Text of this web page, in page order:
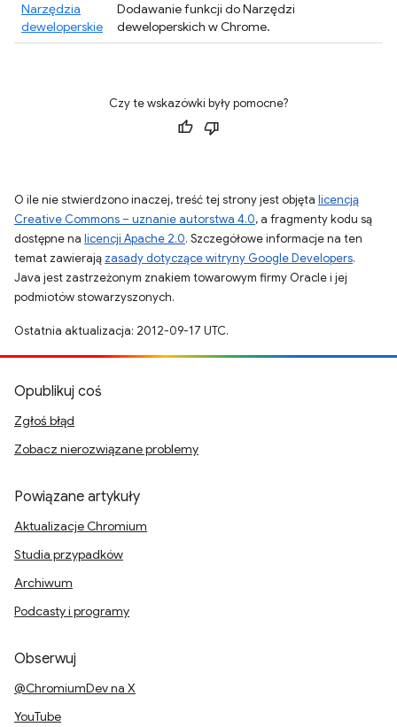
Narzędzia
deweloperskie
Dodawanie funkcji do Narzędzi
deweloperskich w Chrome.
Czy te wskazówki były pomocne?
O ile nie stwierdzono inaczej, treść tej strony jest objęta licencją
Creative Commons – uznanie autorstwa 4.0, a fragmenty kodu są
dostępne na licencji Apache 2.0. Szczegółowe informacje na ten
temat zawierają zasady dotyczące witryny Google Developers.
Java jest zastrzeżonym znakiem towarowym firmy Oracle i jej
podmiotów stowarzyszonych.
Ostatnia aktualizacja: 2012-09-17 UTC.
Opublikuj coś
Zgłoś błąd
Zobacz nierozwiązane problemy
Powiązane artykuły
Aktualizacje Chromium
Studia przypadków
Archiwum
Podcasty i programy
Obserwuj
@ChromiumDev na X
YouTube